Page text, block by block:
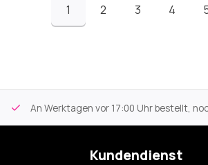
1 2 3 4
An Werktagen vor 17:00 Uhr bestellt,
Kundendienst